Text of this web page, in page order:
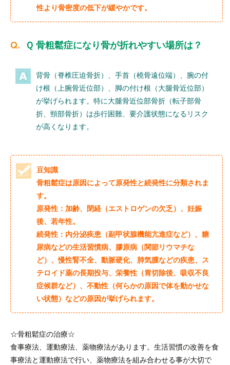
性より骨密度の低下が緩やかです。
Ｑ 骨粗鬆症になり骨が折れやすい場所は？
背骨（脊椎圧迫骨折）、手首（橈骨遠位端）、腕の付
け根（上腕骨近位部）、脚の付け根（大腿骨近位部）
が挙げられます。特に大腿骨近位部骨折（転子部骨
折、頸部骨折）は歩行困難、要介護状態になるリスク
が高くなります。
豆知識
骨粗鬆症は原因によって原発性と続発性に分類されま
す。
原発性：加齢、閉経（エストロゲンの欠乏）、妊娠
後、若年性。
続発性：内分泌疾患（副甲状腺機能亢進症など）、糖
尿病などの生活習慣病、膠原病（関節リウマチな
ど）、慢性腎不全、動脈硬化、肺気腫などの疾患、ス
テロイド薬の長期投与、栄養性（胃切除後、吸収不良
症候群など）、不動性（何らかの原因で体を動かせな
い状態）などの原因が挙げられます。
☆骨粗鬆症の治療☆
食事療法、運動療法、薬物療法があります。生活習慣の改善を食
事療法と運動療法で行い、薬物療法を組み合わせる事が大切で